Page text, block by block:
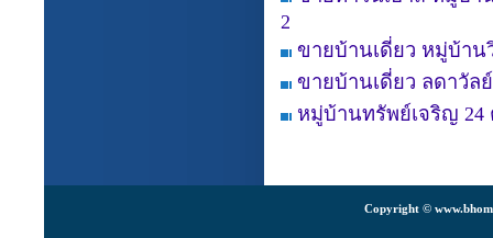
2
ขายบ้านเดี่ยว หมู่บ้าน
ขายบ้านเดี่ยว ลดาวัล
หมู่บ้านทรัพย์เจริญ
Copyright ©